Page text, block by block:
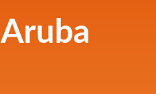
Aruba